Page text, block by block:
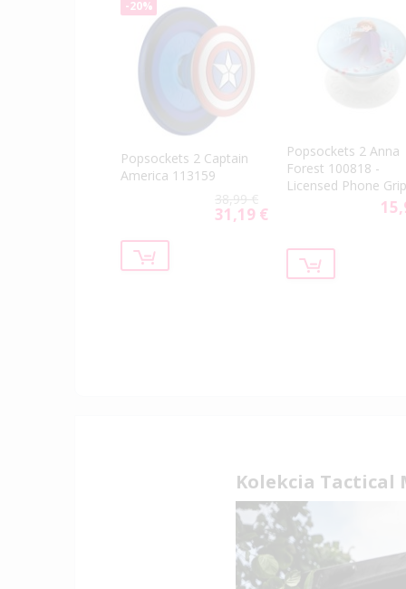
-20%
Popsockets 2 Captain
America 113159
38,99 €
Special
31,19 €
Popsockets 2 Anna
Forest 100818 -
Licensed Phone Grip
Kolekcia Tactical